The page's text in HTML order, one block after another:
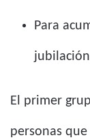
Para
El primer
personas